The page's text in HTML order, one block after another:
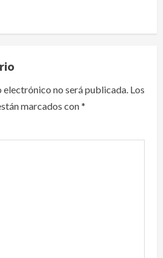
no será publicada. Los
marcados con*